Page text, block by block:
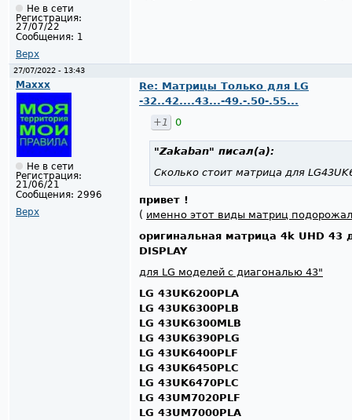
Не в сети
Регистрация:
27/07/22
Сообщения: 1
Верх
27/07/2022 - 13:43
Maxxx
Не в сети
Регистрация:
21/06/21
Сообщения: 2996
Верх
Re: Матрицы Только для LG
-32..42....43...-49.-.50-.55...
+1
0
"Zakaban" писал(а):
Сколько стоит матрица для
привет !
( именно этот виды матриц
оригинальная матрица 4k UHD 43
DISPLAY
для LG моделей с диагональю 43"
LG 43UK6200PLA
LG 43UK6300PLB
LG 43UK6300MLB
LG 43UK6390PLG
LG 43UK6400PLF
LG 43UK6450PLC
LG 43UK6470PLC
LG 43UM7020PLF
LG 43UM7000PLA